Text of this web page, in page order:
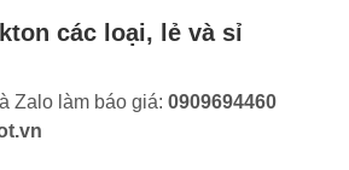
các loại, lẻ và sỉ
Zalo làm báo giá: 0909694460